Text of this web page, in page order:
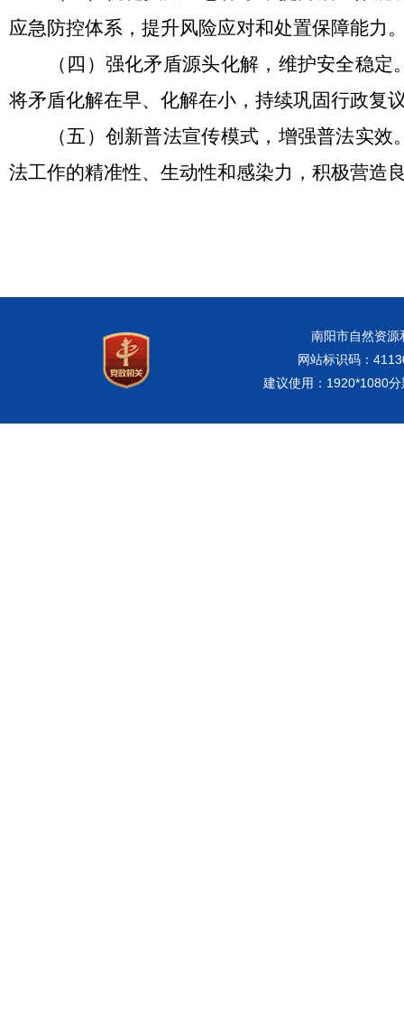
应急防控体系，提升风险应对和处置保障能力
（四）强化矛盾源头化解，维护安全稳定
将矛盾化解在早、化解在小，持续巩固行政复
（五）创新普法宣传模式，增强普法实效
法工作的精准性、生动性和感染力，积极营造
南阳市自然资
网站标识码：
建议使用：1920*1080